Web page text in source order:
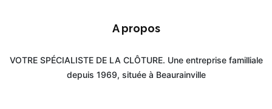
A propos
VOTRE SPÉCIALISTE DE LA CLÔTURE. Une entreprise familliale
depuis 1969, située à Beaurainville